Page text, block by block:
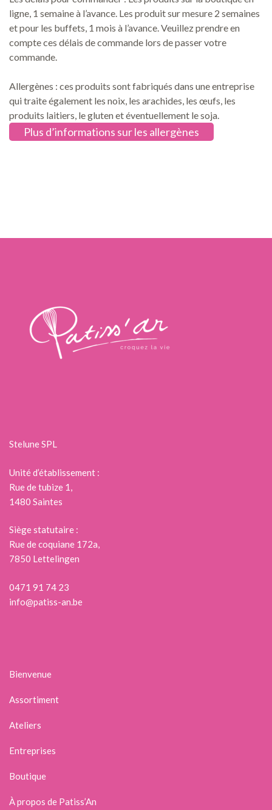
ligne, 1 semaine à l’avance. Les produit sur mesure 2 semaines
et pour les buffets, 1 mois à l’avance. Veuillez prendre en
compte ces délais de commande lors de passer votre
commande.
Allergènes : ces produits sont fabriqués dans une entreprise
qui traite également les noix, les arachides, les œufs, les
produits laitiers, le gluten et éventuellement le soja.
Plus d’informations sur les allergènes
Stelune SPL
Unité d’établissement :
Rue de tubize 1,
1480 Saintes
Siège statutaire :
Rue de coquiane 172a,
7850 Lettelingen
0471 91 74 23
info@patiss-an.be
Bienvenue
Assortiment
Ateliers
Entreprises
Boutique
À propos de Patiss’An